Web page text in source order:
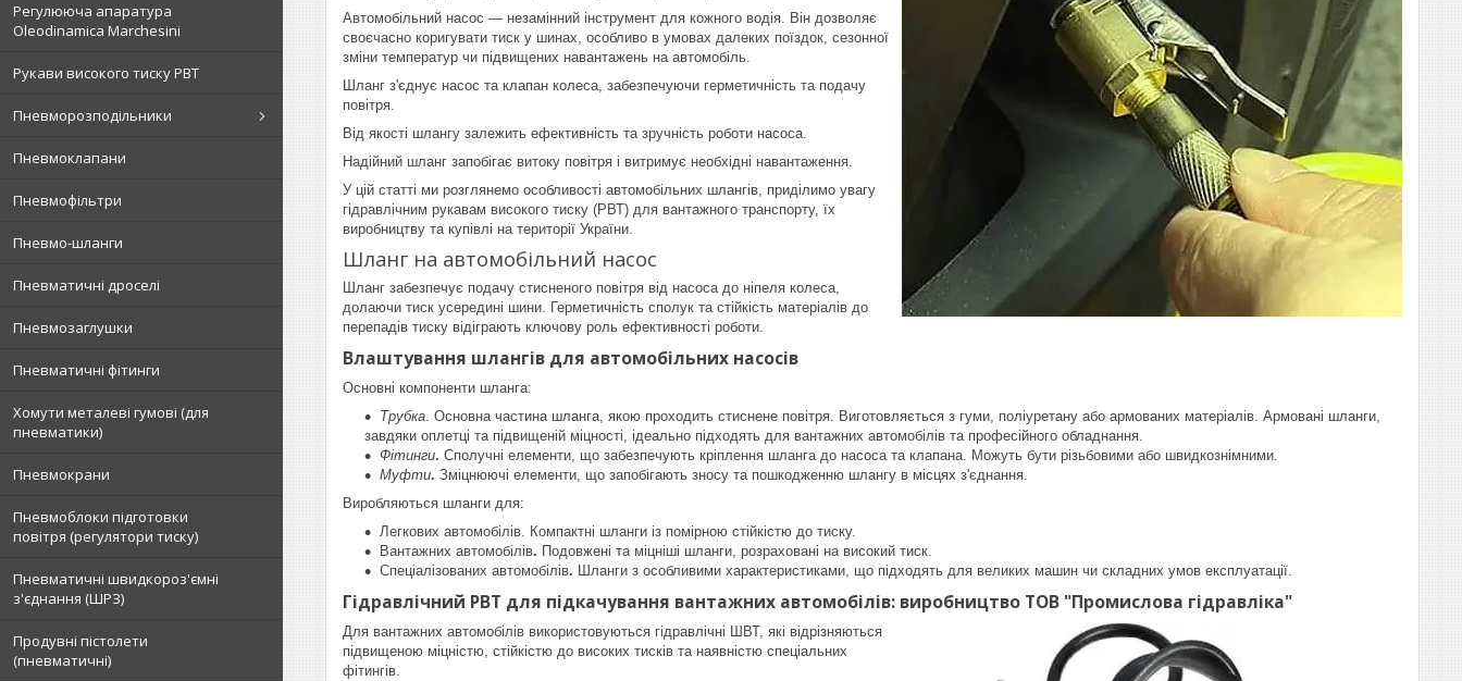
Регулююча апаратура
Oleodinamica Marchesini
Рукави високого тиску РВТ
Пневморозподільники
Пневмоклапани
Пневмофільтри
Пневмо-шланги
Пневматичні дроселі
Пневмозаглушки
Пневматичні фітинги
Хомути металеві гумові (для
пневматики)
Пневмокрани
Пневмоблоки підготовки
повітря (регулятори тиску)
Пневматичні швидкороз'ємні
з'єднання (ШРЗ)
Продувні пістолети
(пневматичні)
Автомобільний насос — незамінний інструмент для кожного водія. Він дозволяє
своєчасно коригувати тиск у шинах, особливо в умовах далеких поїздок, сезонної
зміни температур чи підвищених навантажень на автомобіль.
Шланг з'єднує насос та клапан колеса, забезпечуючи герметичність та подачу
повітря.
Від якості шлангу залежить ефективність та зручність роботи насоса.
Надійний шланг запобігає витоку повітря і витримує необхідні навантаження.
У цій статті ми розглянемо особливості автомобільних шлангів, приділимо увагу
гідравлічним рукавам високого тиску (РВТ) для вантажного транспорту, їх
виробництву та купівлі на території України.
Шланг на автомобільний насос
Шланг забезпечує подачу стисненого повітря від насоса до ніпеля колеса,
долаючи тиск усередині шини. Герметичність сполук та стійкість матеріалів до
перепадів тиску відіграють ключову роль ефективності роботи.
Влаштування шлангів для автомобільних насосів
Основні компоненти шланга:
Трубка. Основна частина шланга, якою проходить стиснене повітря. Виготовляється з гуми, поліуретану або армованих матеріалів. Армовані шланги,
завдяки оплетці та підвищеній міцності, ідеально підходять для вантажних автомобілів та професійного обладнання.
Фітинги. Сполучні елементи, що забезпечують кріплення шланга до насоса та клапана. Можуть бути різьбовими або швидкознімними.
Муфти. Зміцнюючі елементи, що запобігають зносу та пошкодженню шлангу в місцях з'єднання.
Виробляються шланги для:
Легкових автомобілів. Компактні шланги із помірною стійкістю до тиску.
Вантажних автомобілів. Подовжені та міцніші шланги, розраховані на високий тиск.
Спеціалізованих автомобілів. Шланги з особливими характеристиками, що підходять для великих машин чи складних умов експлуатації.
Гідравлічний РВТ для підкачування вантажних автомобілів: виробництво ТОВ "Промислова гідравліка"
Для вантажних автомобілів використовуються гідравлічні ШВТ, які відрізняються
підвищеною міцністю, стійкістю до високих тисків та наявністю спеціальних
фітингів.